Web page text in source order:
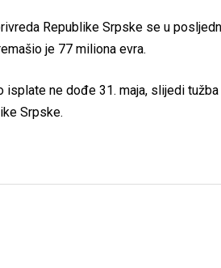
Republike Srpske se u
je 77 miliona evra.
isplate ne dođe 31. maja, slijedi
Srpske.